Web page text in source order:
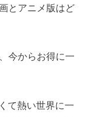
とアニメ版はど
今からお得に一
て熱い世界に一